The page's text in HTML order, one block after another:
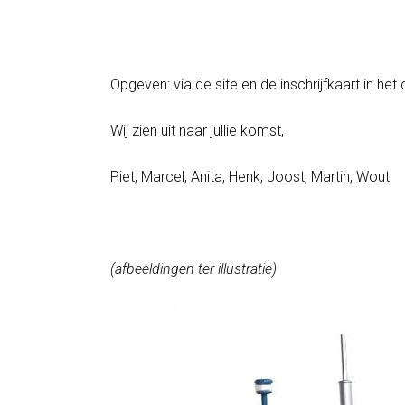
Opgeven: via de site en de inschrijfkaart in het
Wij zien uit naar jullie komst,
Piet, Marcel, Anita, Henk, Joost, Martin, Wout
(afbeeldingen ter illustratie)